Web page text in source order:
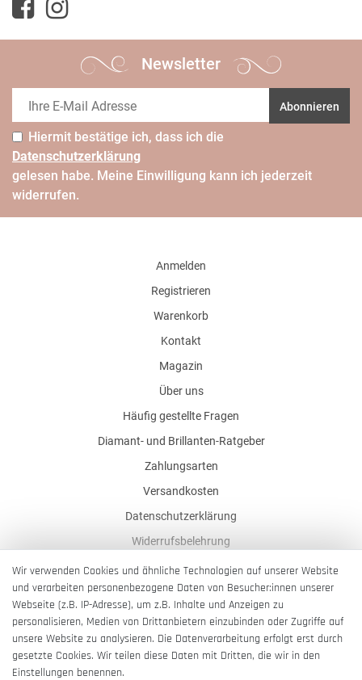
Newsletter
Abonnieren
Hiermit bestätige ich, dass ich die
Daten­schutz­erklärung
gelesen habe. Meine Einwilligung kann ich jederzeit
widerrufen.
Anmelden
Registrieren
Warenkorb
Kontakt
Magazin
Über uns
Häufig gestellte Fragen
Diamant- und Brillanten-Ratgeber
Zahlungsarten
Versandkosten
Datenschutzerklärung
Widerrufsbelehrung
AGB
Impressum
Barrierefreiheitserklärung
Wir verwenden Cookies und ähnliche Technologien auf unserer Website
und verarbeiten personenbezogene Daten von Besucher:innen unserer
Webseite (z.B. IP-Adresse), um z.B. Inhalte und Anzeigen zu
personalisieren, Medien von Drittanbietern einzubinden oder Zugriffe auf
unsere Website zu analysieren. Die Datenverarbeitung erfolgt erst durch
gesetzte Cookies. Wir teilen diese Daten mit Dritten, die wir in den
Einstellungen benennen.